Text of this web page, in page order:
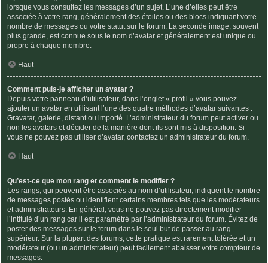
lorsque vous consultez les messages d’un sujet. L’une d’elles peut être
associée à votre rang, généralement des étoiles ou des blocs indiquant votre
nombre de messages ou votre statut sur le forum. La seconde image, souvent
plus grande, est connue sous le nom d’avatar et généralement est unique ou
propre à chaque membre.
Haut
Comment puis-je afficher un avatar ?
Depuis votre panneau d’utilisateur, dans l’onglet « profil » vous pouvez
ajouter un avatar en utilisant l’une des quatre méthodes d’avatar suivantes :
Gravatar, galerie, distant ou importé. L’administrateur du forum peut activer ou
non les avatars et décider de la manière dont ils sont mis à disposition. Si
vous ne pouvez pas utiliser d’avatar, contactez un administrateur du forum.
Haut
Qu’est-ce que mon rang et comment le modifier ?
Les rangs, qui peuvent être associés au nom d’utilisateur, indiquent le nombre
de messages postés ou identifient certains membres tels que les modérateurs
et administrateurs. En général, vous ne pouvez pas directement modifier
l’intitulé d’un rang car il est paramétré par l’administrateur du forum. Évitez de
poster des messages sur le forum dans le seul but de passer au rang
supérieur. Sur la plupart des forums, cette pratique est rarement tolérée et un
modérateur (ou un administrateur) peut facilement abaisser votre compteur de
messages.